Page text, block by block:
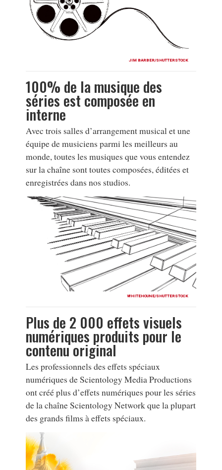
JIM BARBER/SHUTTERSTOCK
WHITEHOUNE/SHUTTERSTOCK
100% de la musique des
séries est composée en
interne
Avec trois salles d’arrangement musical et une
équipe de musiciens parmi les meilleurs au
monde, toutes les musiques que vous entendez
sur la chaîne sont toutes composées, éditées et
enregistrées dans nos studios.
Plus de 2 000 effets visuels
numériques produits pour le
contenu original
Les professionnels des effets spéciaux
numériques de Scientology Media Productions
ont créé plus d’effets numériques pour les séries
de la chaîne Scientology Network que la plupart
des grands films à effets spéciaux.